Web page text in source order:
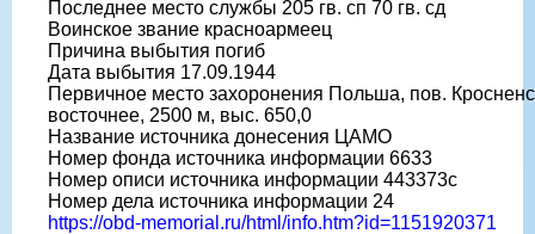
Последнее место службы 205 гв. сп 70 гв. сд
Воинское звание красноармеец
Причина выбытия погиб
Дата выбытия 17.09.1944
Первичное место захоронения Польша, пов.
восточнее, 2500 м, выс. 650,0
Название источника донесения ЦАМО
Номер фонда источника информации 6633
Номер описи источника информации 443373с
Номер дела источника информации 24
https://obd-memorial.ru/html/info.htm?id=1151920371